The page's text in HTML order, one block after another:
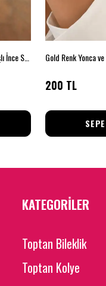
200 TL
KATEGORİLER
Toptan Bileklik
Toptan Kolye